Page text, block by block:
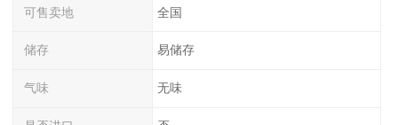
可售卖地 全国
储存 易储存
气味 无味